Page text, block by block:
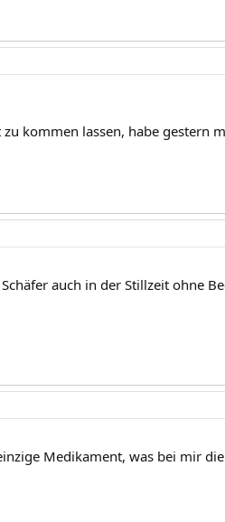
kommen lassen, habe gestern
auch in der Stillzeit ohne
Medikament, was bei mir